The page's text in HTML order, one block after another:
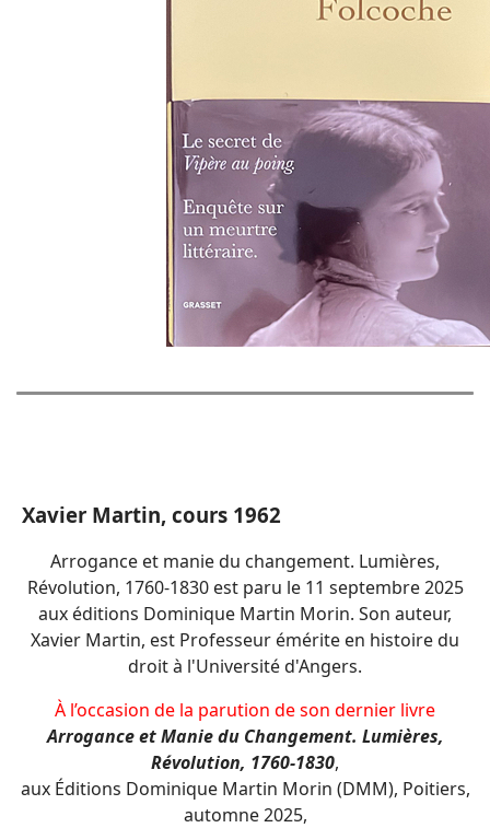
Xavier Martin, cours 1962
Arrogance et manie du changement. Lumières,
Révolution, 1760-1830 est paru le 11 septembre 2025
aux éditions Dominique Martin Morin. Son auteur,
Xavier Martin, est Professeur émérite en histoire du
droit à l'Université d'Angers.
À l’occasion de la parution de son dernier livre
Arrogance et Manie du Changement. Lumières,
Révolution, 1760-1830,
aux Éditions Dominique Martin Morin (DMM), Poitiers,
automne 2025,